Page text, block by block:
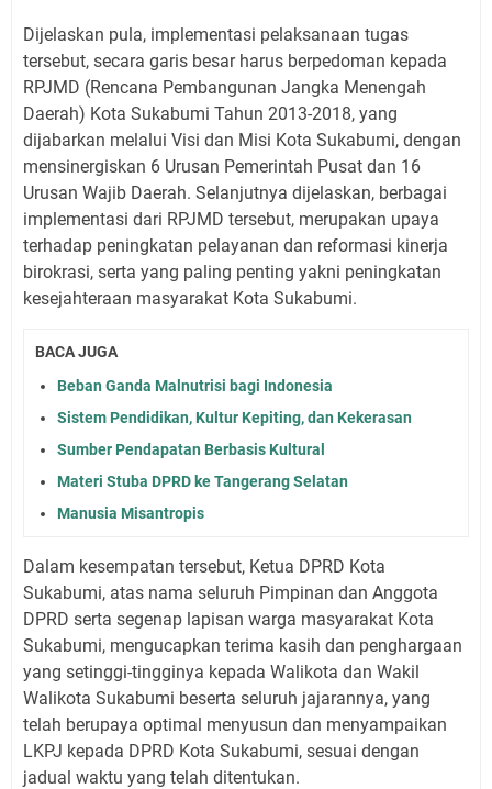
Dijelaskan pula, implementasi pelaksanaan tugas
tersebut, secara garis besar harus berpedoman kepada
RPJMD (Rencana Pembangunan Jangka Menengah
Daerah) Kota Sukabumi Tahun 2013-2018, yang
dijabarkan melalui Visi dan Misi Kota Sukabumi, dengan
mensinergiskan 6 Urusan Pemerintah Pusat dan 16
Urusan Wajib Daerah. Selanjutnya dijelaskan, berbagai
implementasi dari RPJMD tersebut, merupakan upaya
terhadap peningkatan pelayanan dan reformasi kinerja
birokrasi, serta yang paling penting yakni peningkatan
kesejahteraan masyarakat Kota Sukabumi.
BACA JUGA
Beban Ganda Malnutrisi bagi Indonesia
Sistem Pendidikan, Kultur Kepiting, dan Kekerasan
Sumber Pendapatan Berbasis Kultural
Materi Stuba DPRD ke Tangerang Selatan
Manusia Misantropis
Dalam kesempatan tersebut, Ketua DPRD Kota
Sukabumi, atas nama seluruh Pimpinan dan Anggota
DPRD serta segenap lapisan warga masyarakat Kota
Sukabumi, mengucapkan terima kasih dan penghargaan
yang setinggi-tingginya kepada Walikota dan Wakil
Walikota Sukabumi beserta seluruh jajarannya, yang
telah berupaya optimal menyusun dan menyampaikan
LKPJ kepada DPRD Kota Sukabumi, sesuai dengan
jadual waktu yang telah ditentukan.